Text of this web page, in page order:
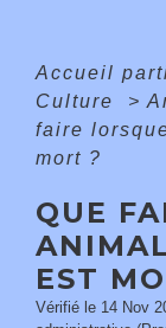
Accueil
Culture
>
faire
mort ?
QUE
EST
Vérifié le 14 Nov